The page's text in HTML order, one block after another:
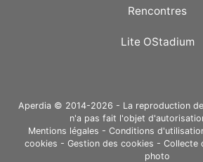
Rencontres
Lite OStadium
Aperdia © 2014-2026 - La reproduction
n'a pas fait l'objet
Mentions légales - Conditions
cookies - Gestion des cookies - Collecte
photo